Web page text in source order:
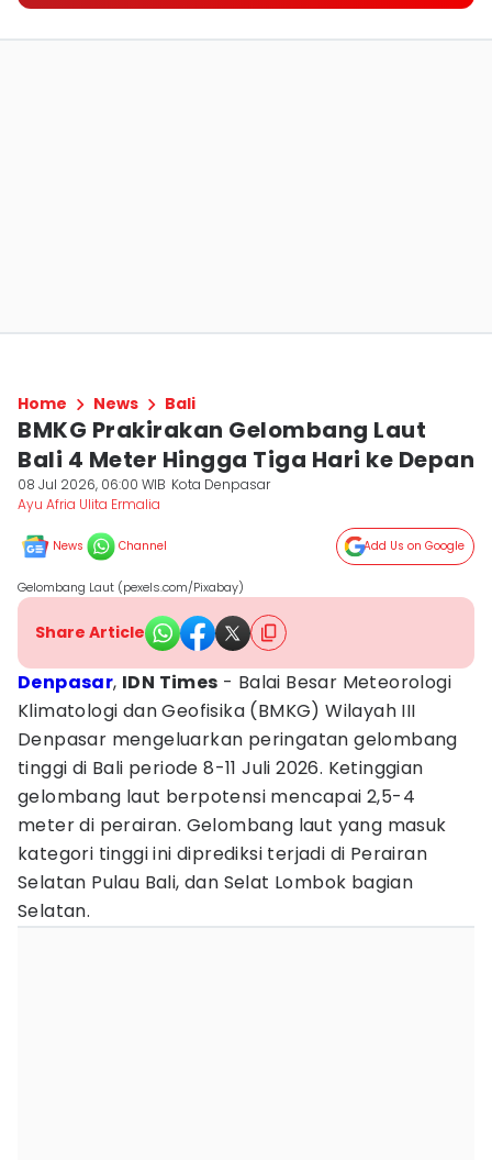
Home News Bali
BMKG Prakirakan Gelombang Laut
Bali 4 Meter Hingga Tiga Hari ke Depan
08 Jul 2026, 06:00 WIB Kota Denpasar
Ayu Afria Ulita Ermalia
News Channel Add Us on Google
Gelombang Laut (pexels.com/Pixabay)
Share Article
Denpasar, IDN Times - Balai Besar Meteorologi
Klimatologi dan Geofisika (BMKG) Wilayah III
Denpasar mengeluarkan peringatan gelombang
tinggi di Bali periode 8-11 Juli 2026. Ketinggian
gelombang laut berpotensi mencapai 2,5-4
meter di perairan. Gelombang laut yang masuk
kategori tinggi ini diprediksi terjadi di Perairan
Selatan Pulau Bali, dan Selat Lombok bagian
Selatan.